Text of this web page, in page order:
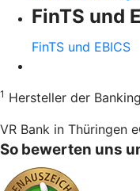
FinTS und
FinTS und EBICS
1 Hersteller der
VR Bank in Thüringen
So bewerten uns